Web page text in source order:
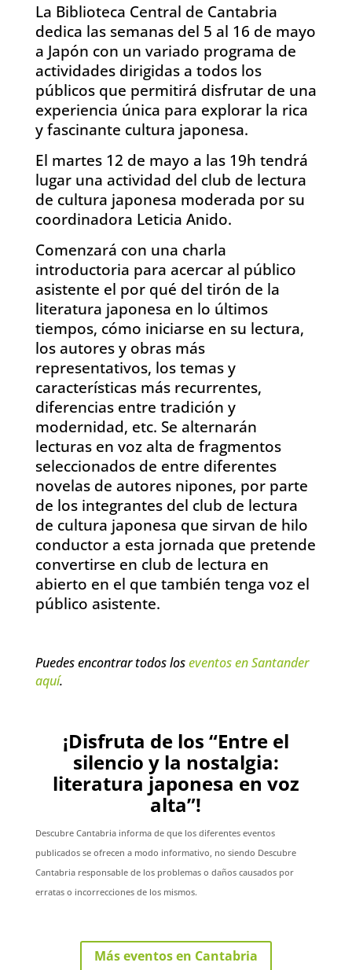
La Biblioteca Central de Cantabria
dedica las semanas del 5 al 16 de mayo
a Japón con un variado programa de
actividades dirigidas a todos los
públicos que permitirá disfrutar de una
experiencia única para explorar la rica
y fascinante cultura japonesa.
El martes 12 de mayo a las 19h tendrá
lugar una actividad del club de lectura
de cultura japonesa moderada por su
coordinadora Leticia Anido.
Comenzará con una charla
introductoria para acercar al público
asistente el por qué del tirón de la
literatura japonesa en lo últimos
tiempos, cómo iniciarse en su lectura,
los autores y obras más
representativos, los temas y
características más recurrentes,
diferencias entre tradición y
modernidad, etc. Se alternarán
lecturas en voz alta de fragmentos
seleccionados de entre diferentes
novelas de autores nipones, por parte
de los integrantes del club de lectura
de cultura japonesa que sirvan de hilo
conductor a esta jornada que pretende
convertirse en club de lectura en
abierto en el que también tenga voz el
público asistente.
Puedes encontrar todos loseventos en Santander
aquí.
¡Disfruta de los “Entre el
silencio y la nostalgia:
literatura japonesa en voz
alta”!
Descubre Cantabria informa de que los diferentes eventos
publicados se ofrecen a modo informativo, no siendo Descubre
Cantabria responsable de los problemas o daños causados por
erratas o incorrecciones de los mismos.
Más eventos en Cantabria